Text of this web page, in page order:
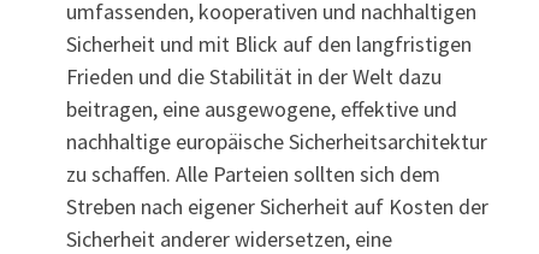
umfassenden, kooperativen und nachhaltigen
Sicherheit und mit Blick auf den langfristigen
Frieden und die Stabilität in der Welt dazu
beitragen, eine ausgewogene, effektive und
nachhaltige europäische Sicherheitsarchitektur
zu schaffen. Alle Parteien sollten sich dem
Streben nach eigener Sicherheit auf Kosten der
Sicherheit anderer widersetzen, eine